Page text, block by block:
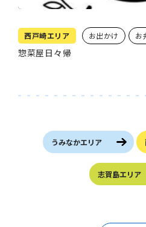
西戸崎エリア お出かけ お
惣菜屋日々帰
うみなかエリア
志賀島エリア